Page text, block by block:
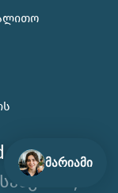
მარიამი
😊